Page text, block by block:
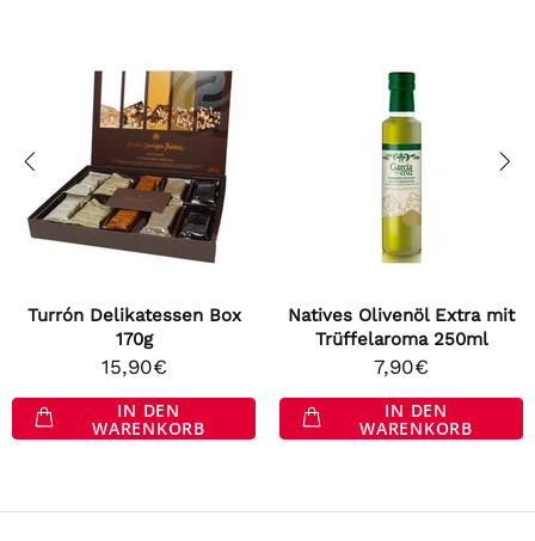
Turrón Delikatessen Box
170g
15,90€
IN DEN
WARENKORB
Natives Olivenöl Extra mit
Trüffelaroma 250ml
7,90€
IN DEN
WARENKORB